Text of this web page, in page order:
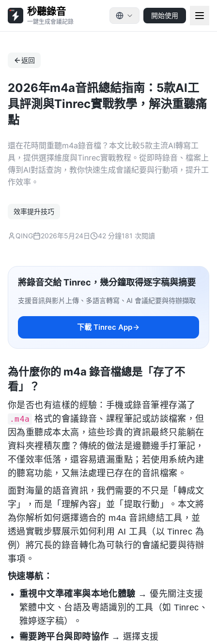
秒聽錄音
一鍵生成會議記錄
開始使用
返回
2026年m4a音訊總結指南：5款AI工
具評測與Tinrec實戰教學，解決重聽痛
點
還在花時間重聽m4a錄音檔？本文比較5款主流AI轉寫工
具，提供選擇維度與Tinrec實戰教程。從即時錄音、檔案上
傳到AI對話查詢，教你快速生成會議紀要與行動項，提升工
作效率。
效率提升技巧
QING 2026年5月24日 42 分鐘181 次閱讀
將錄音交給 Tinrec，幾分鐘取得逐字稿與摘要
支援音訊與影片上傳、多語言轉寫、AI 會議紀要與待辦擷取
下載 Tinrec App
為什麼你的 m4a 錄音檔總是「存了不
看」？
你是否也有這樣的經驗：手機或錄音筆裡存滿了
.m4a 格式的會議錄音、課程筆記或訪談檔案，但
因為重聽成本太高，這些珍貴的資訊最終只能躺在
資料夾裡積灰塵？傳統的做法是邊聽邊手打筆記，
不僅效率低落，還容易遺漏重點；若使用系統內建
的聽寫功能，又無法處理已存在的音訊檔案。
面對海量的語音資訊，我們需要的不只是「轉成文
字」，而是「理解內容」並「提取行動」。本文將
為你解析如何選擇適合的 m4a 音訊總結工具，並
透過實戰步驟展示如何利用 AI 工具（以 Tinrec 為
例）將冗長的錄音轉化為可執行的會議紀要與待辦
事項。
快速導航：
重視中文準確率與本地化體驗 → 優先關注支援
繁體中文、台語及粵語識別的工具（如 Tinrec、
雅婷逐字稿）。
需要跨平台與即時協作 → 選擇支援